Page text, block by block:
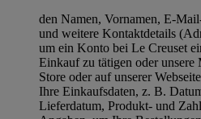
den Namen, Vornamen, E-
und weitere Kontaktdetails
um ein Konto bei Le Creuset
Einkauf zu tätigen oder
Store oder auf unserer
Ihre Einkaufsdaten, z. B.
Lieferdatum, Produkt- und